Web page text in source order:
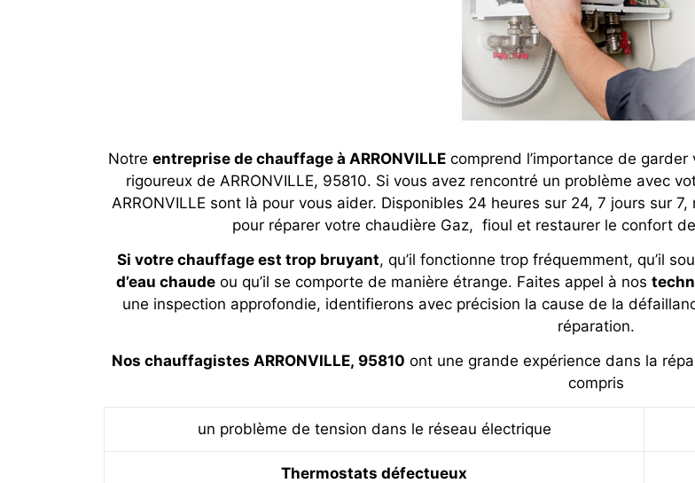
Notre entreprise de chauffage à ARRONVILLE comprend l’importance de
rigoureux de ARRONVILLE, 95810. Si vous avez rencontré un problème avec
ARRONVILLE sont là pour vous aider. Disponibles 24 heures sur 24, 7 jours sur
pour réparer votre chaudière Gaz, fioul et restaurer le confort
Si votre chauffage est trop bruyant, qu’il fonctionne trop fréquemment, qu’il
d’eau chaudeou qu’il se comporte de manière étrange. Faites appel à nos
une inspection approfondie, identifierons avec précision la cause de la
réparation.
Nos chauffagistes ARRONVILLE, 95810 ont une grande expérience dans la
compris
un problème de tension dans le réseau électrique
Thermostats défectueux